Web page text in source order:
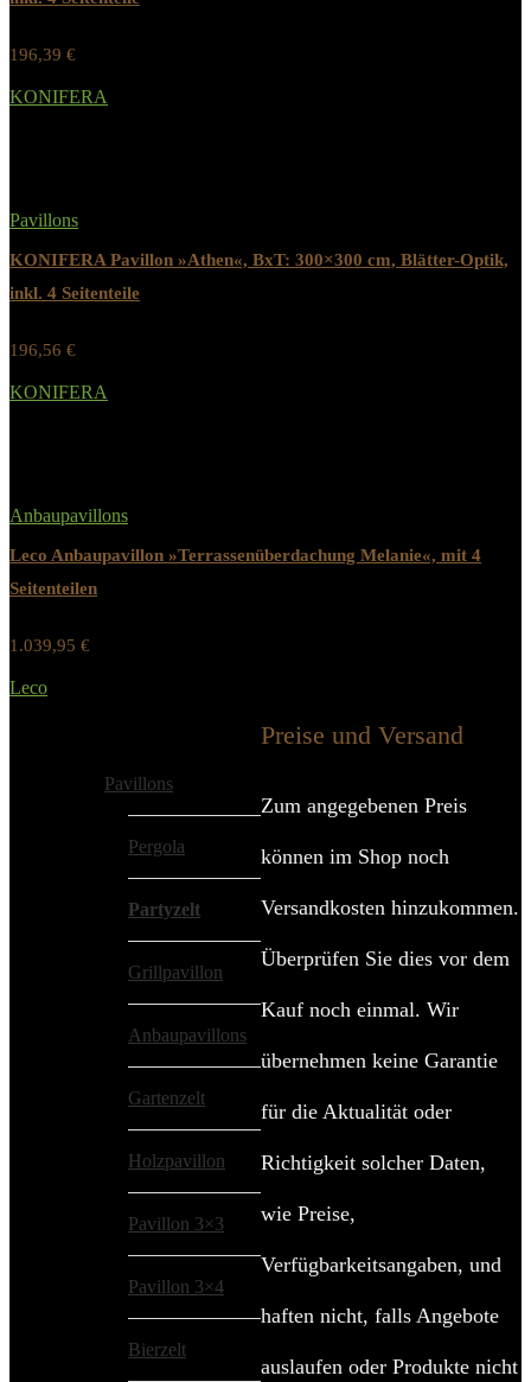
196,39 €
KONIFERA
Pavillons
KONIFERA Pavillon »Athen«, BxT: 300×300 cm, Blätter-Optik,
inkl. 4 Seitenteile
196,56 €
KONIFERA
Anbaupavillons
Leco Anbaupavillon »Terrassenüberdachung Melanie«, mit 4
Seitenteilen
1.039,95 €
Leco
Pavillons
Pergola
Partyzelt
Grillpavillon
Anbaupavillons
Gartenzelt
Holzpavillon
Pavillon 3×3
Pavillon 3×4
Bierzelt
Preise und Versand
Zum angegebenen Preis
können im Shop noch
Versandkosten hinzukommen.
Überprüfen Sie dies vor dem
Kauf noch einmal. Wir
übernehmen keine Garantie
für die Aktualität oder
Richtigkeit solcher Daten,
wie Preise,
Verfügbarkeitsangaben, und
haften nicht, falls Angebote
auslaufen oder Produkte nicht